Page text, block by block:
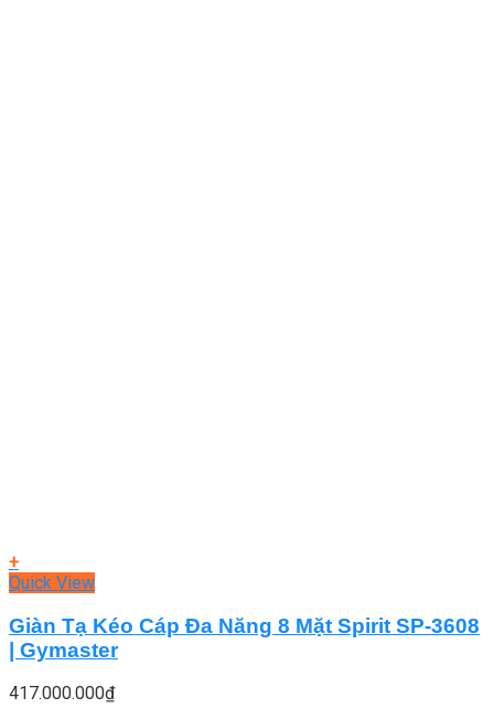
+
Quick View
Giàn Tạ Kéo Cáp Đa Năng 8 Mặt Spirit SP-3608
| Gymaster
417.000.000₫